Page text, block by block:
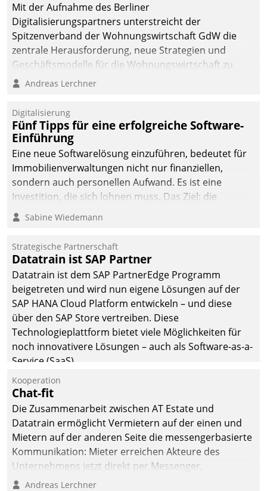
Mit der Aufnahme des Berliner
Digitalisierungspartners unterstreicht der
Spitzenverband der Wohnungswirtschaft GdW die
zentrale Herausforderung, neue Strategien und
Geschäftsmodelle für die Wohnungswirtschaft zu
entwickeln.
Andreas Lerchner
Digitalisierung
Fünf Tipps für eine erfolgreiche Software-
Einführung
Eine neue Softwarelösung einzuführen, bedeutet für
Immobilienverwaltungen nicht nur finanziellen,
sondern auch personellen Aufwand. Es ist eine
Investition, die sich lohnen muss. Das Ziel: die
nachhaltige Optimierung der Geschäftsabläufe. Damit
dieses Ziel erreicht wird, sollten einige Grundregeln
Sabine Wiedemann
Strategische Partnerschaft
Datatrain ist SAP Partner
Datatrain ist dem SAP PartnerEdge Programm
beigetreten und wird nun eigene Lösungen auf der
SAP HANA Cloud Platform entwickeln – und diese
über den SAP Store vertreiben. Diese
Technologieplattform bietet viele Möglichkeiten für
noch innovativere Lösungen – auch als Software-as-a-
Service (SaaS).
Kooperation
Chat-fit
Die Zusammenarbeit zwischen AT Estate und
Datatrain ermöglicht Vermietern auf der einen und
Mietern auf der anderen Seite die messengerbasierte
Kommunikation: Mieter erreichen Akteure des
Unternehmens jetzt direkt per Messenger,
Mitarbeiter oder Dienstleister empfangen oder
Andreas Lerchner